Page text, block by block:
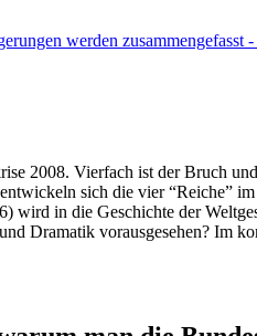
werden zusammengefasst
2008. Vierfach ist der Bruch
sich die vier “Reiche”
in die Geschichte der
Dramatik vorausgesehen? Im